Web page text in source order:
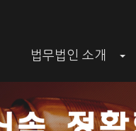
법무법인 소개